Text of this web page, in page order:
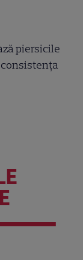
piersicile